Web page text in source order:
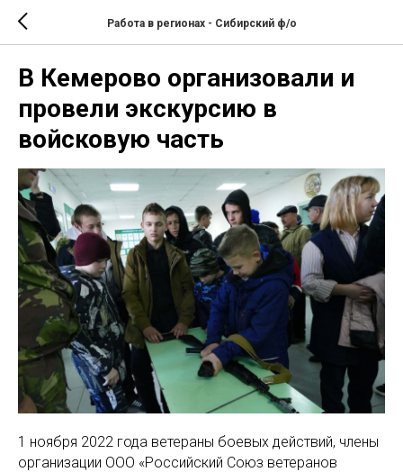
Работа в регионах - Сибирский ф/о
В Кемерово организовали и
провели экскурсию в
войсковую часть
1 ноября 2022 года ветераны боевых действий, члены
организации ООО «Российский Союз ветеранов